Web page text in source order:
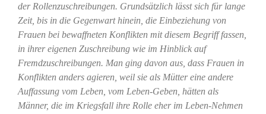
der Rollenzuschreibungen. Grundsätzlich lässt sich für lange
Zeit, bis in die Gegenwart hinein, die Einbeziehung von
Frauen bei bewaffneten Konflikten mit diesem Begriff fassen,
in ihrer eigenen Zuschreibung wie im Hinblick auf
Fremdzuschreibungen. Man ging davon aus, dass Frauen in
Konflikten anders agieren, weil sie als Mütter eine andere
Auffassung vom Leben, vom Leben-Geben, hätten als
Männer, die im Kriegsfall ihre Rolle eher im Leben-Nehmen